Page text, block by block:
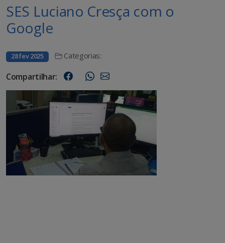
SES Luciano Cresça com o
Google
28 fev 2025 Categorias:
Compartilhar: